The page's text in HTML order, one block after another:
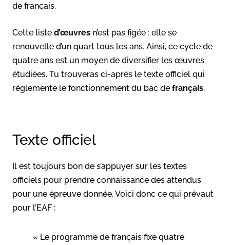
de français.
Cette liste d’œuvres n’est pas figée : elle se
renouvelle d’un quart tous les ans. Ainsi, ce cycle de
quatre ans est un moyen de diversifier les œuvres
étudiées. Tu trouveras ci-après le texte officiel qui
réglemente le fonctionnement du bac de français.
Texte officiel
Il est toujours bon de s’appuyer sur les textes
officiels pour prendre connaissance des attendus
pour une épreuve donnée. Voici donc ce qui prévaut
pour l’EAF :
« Le programme de français fixe quatre